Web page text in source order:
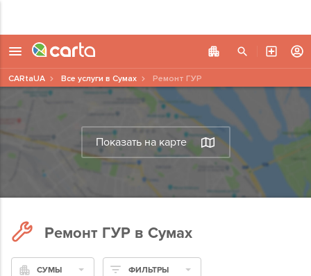
Показать на карте
CARtaUA Все услуги в Сумах Ремонт ГУР
Ремонт ГУР в Сумах
СУМЫ ФИЛЬТРЫ